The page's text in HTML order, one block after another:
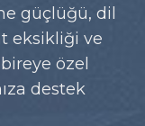
güçlüğü, dil
eksikliği ve
özel
destek